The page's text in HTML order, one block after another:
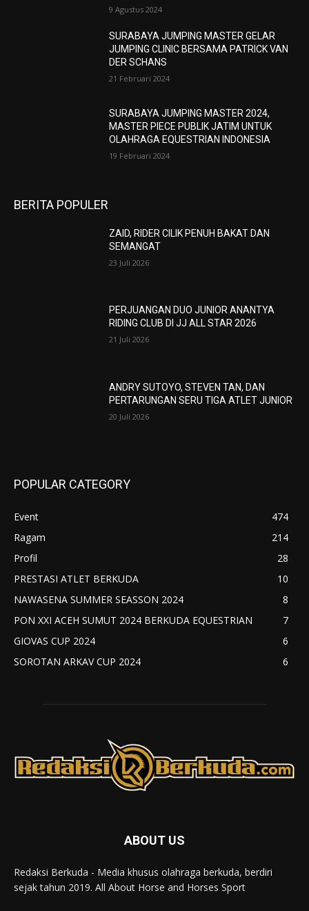
9 Agustus 2024
SURABAYA JUMPING MASTER GELAR
JUMPING CLINIC BERSAMA PATRICK VAN
DER SCHANS
21 Februari 2024
SURABAYA JUMPING MASTER 2024,
MASTER PIECE PUBLIK JATIM UNTUK
OLAHRAGA EQUESTRIAN INDONESIA
19 Februari 2024
BERITA POPULER
ZAID, RIDER CILIK PENUH BAKAT DAN
SEMANGAT
23 Juli 2026
PERJUANGAN DUO JUNIOR ANANTYA
RIDING CLUB DI JJ ALL STAR 2026
21 Juli 2026
ANDRY SUTOYO, STEVEN TAN, DAN
PERTARUNGAN SERU TIGA ATLET JUNIOR
20 Juli 2026
POPULAR CATEGORY
Event
474
Ragam
214
Profil
28
PRESTASI ATLET BERKUDA
10
NAWASENA SUMMER SEASSON 2024
8
PON XXI ACEH SUMUT 2024 BERKUDA EQUESTRIAN
7
GIOVAS CUP 2024
6
SOROTAN ARKAV CUP 2024
6
ABOUT US
Redaksi Berkuda - Media khusus olahraga berkuda, berdiri
sejak tahun 2019. All About Horse and Horses Sport